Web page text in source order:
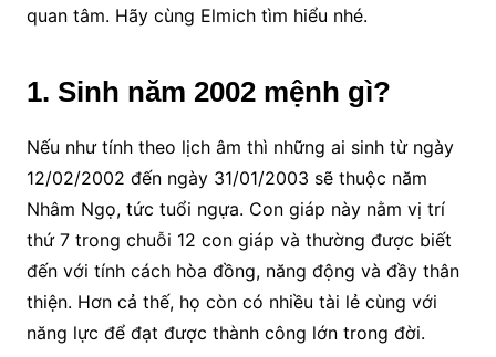
quan tâm. Hãy cùng Elmich tìm hiểu nhé.
1. Sinh năm 2002 mệnh gì?
Nếu như tính theo lịch âm thì những ai sinh từ ngày
12/02/2002 đến ngày 31/01/2003 sẽ thuộc năm
Nhâm Ngọ, tức tuổi ngựa. Con giáp này nằm vị trí
thứ 7 trong chuỗi 12 con giáp và thường được biết
đến với tính cách hòa đồng, năng động và đầy thân
thiện. Hơn cả thế, họ còn có nhiều tài lẻ cùng với
năng lực để đạt được thành công lớn trong đời.